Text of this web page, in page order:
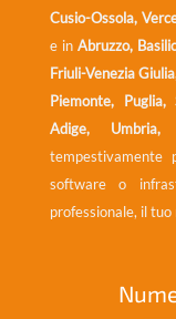
Cusio-Ossola,
e in Abruzzo,
Friuli-Venezia
Piemonte, Puglia,
Adige,
tempestivamente
software o
professionale, il tuo